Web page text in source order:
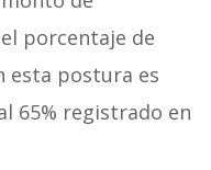
porcentaje de
esta postura es
65% registrado en